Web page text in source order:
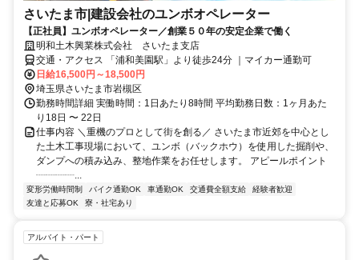
さいたま市|建設会社のユンボオペレーター
【正社員】ユンボオペレーター／創業５０年の安定企業で働く
明和土木興業株式会社 さいたま支店
交通・アクセス 「浦和美園駅」より徒歩24分 ｜マイカー通勤可
日給16,500円～18,500円
埼玉県さいたま市岩槻区
勤務時間詳細 実働時間：1日あたり8時間 平均勤務日数：1ヶ月あた
り18日 〜 22日
仕事内容 ＼重機のプロとして街を創る／ さいたま市近郊を中心とし
た土木工事現場において、ユンボ（バックホウ）を使用した掘削や、
ダンプへの積み込み、整地作業をお任せします。 アピールポイント
┈┈┈┈...
変形労働時間制 バイク通勤OK 車通勤OK 交通費全額支給
経験者歓迎
友達と応募OK
寮・社宅あり
アルバイト・パート